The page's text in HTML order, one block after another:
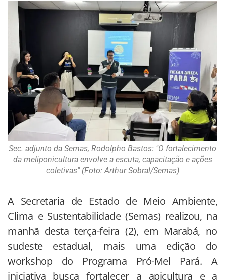
Sec. adjunto da Semas, Rodolpho Bastos: "O fortalecimento
da meliponicultura envolve a escuta, capacitação e ações
coletivas" (Foto: Arthur Sobral/Semas)
A Secretaria de Estado de Meio Ambiente,
Clima e Sustentabilidade (Semas) realizou, na
manhã desta terça-feira (2), em Marabá, no
sudeste estadual, mais uma edição do
workshop do Programa Pró-Mel Pará. A
iniciativa busca fortalecer a apicultura e a